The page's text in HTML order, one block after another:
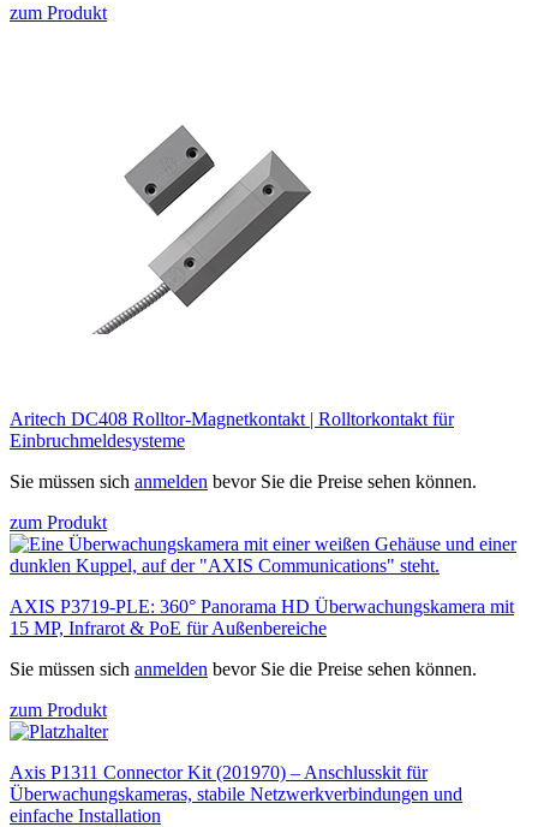
zum Produkt
Aritech DC408 Rolltor-Magnetkontakt | Rolltorkontakt für
Einbruchmeldesysteme
Sie müssen sich anmelden bevor Sie die Preise sehen können.
zum Produkt
AXIS P3719-PLE: 360° Panorama HD Überwachungskamera mit
15 MP, Infrarot & PoE für Außenbereiche
Sie müssen sich anmelden bevor Sie die Preise sehen können.
zum Produkt
Axis P1311 Connector Kit (201970) – Anschlusskit für
Überwachungskameras, stabile Netzwerkverbindungen und
einfache Installation